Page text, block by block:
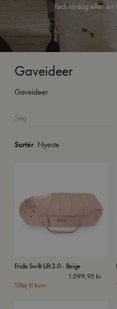
fødselsdag eller en
Gaveideer
Gaveideer
Sortér
Frida Swift Lift 2.0 - Beige
1.099,95 kr.
Tilføj til kurv